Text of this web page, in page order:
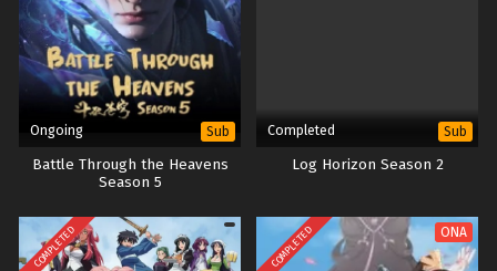
Ongoing Sub
Battle Through the Heavens
Season 5
Completed Sub
Log Horizon Season 2
COMPLETED COMPLETED ONA